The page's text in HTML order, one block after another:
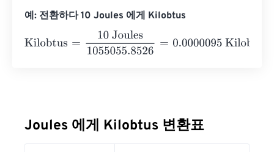
예: 전환하다 10 Joules 에게 Kilobtus
Kilobtus
10 Joules 1055055.8526= 0.0000095 Kilobtus
Joules 에게 Kilobtus 변환표